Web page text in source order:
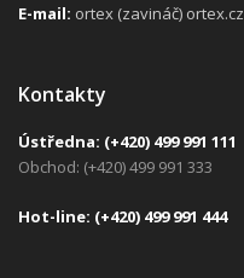
E-mail: ortex (zavináč) ortex.cz
Kontakty
Ústředna: (+420) 499 991 111
Obchod: (+420) 499 991 333
Hot-line: (+420) 499 991 444